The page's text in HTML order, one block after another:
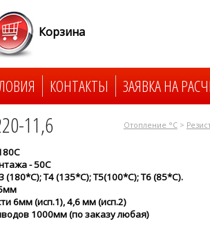
Корзина
КОНТАКТЫ ЗАЯВКА НА
Отопление °C>
11,6
- 50С
(180*С); Т4 (135*С); Т5(100*С); Т6 (85*С).
6мм (исп.1), 4,6 мм (исп.2)
1000мм (по заказу любая)